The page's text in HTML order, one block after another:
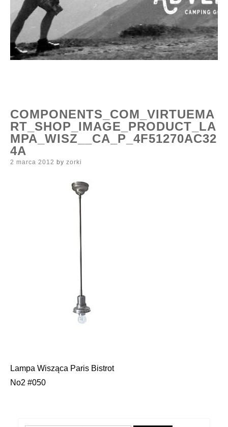
COMPONENTS_COM_VIRTUEMA
RT_SHOP_IMAGE_PRODUCT_LA
MPA_WISZ__CA_P_4F51270AC32
4A
Posted
2 marca 2012 by zorki
Nawigacja
Lampa Wisząca Paris Bistrot
No2 #050